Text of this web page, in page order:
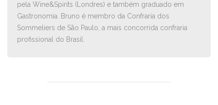
pela Wine&Spirits (Londres) e também graduado em
Gastronomia. Bruno é membro da Confraria dos
Sommeliers de São Paulo, a mais concorrida confraria
profissional do Brasil.